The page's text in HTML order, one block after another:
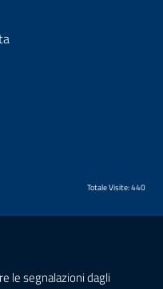
Totale Visite: 440
le segnalazioni dagli